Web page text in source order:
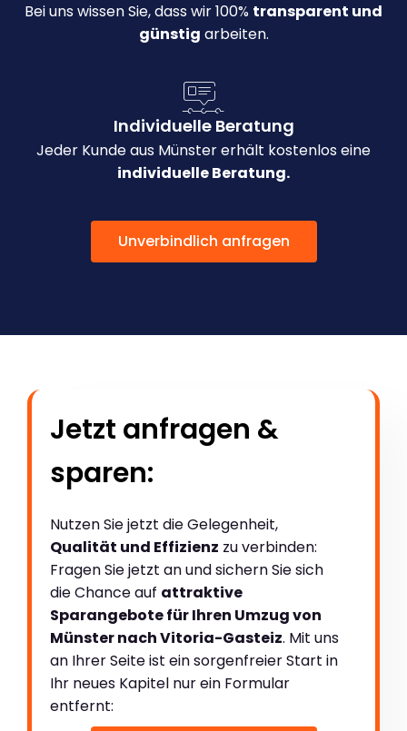
Bei uns wissen Sie, dass wir 100% transparent und
günstig arbeiten.
Individuelle Beratung
Jeder Kunde aus Münster erhält kostenlos eine
individuelle Beratung.
Unverbindlich anfragen
Jetzt anfragen &
sparen:
Nutzen Sie jetzt die Gelegenheit,
Qualität und Effizienz zu verbinden:
Fragen Sie jetzt an und sichern Sie sich
die Chance auf attraktive
Sparangebote für Ihren Umzug von
Münster nach Vitoria-Gasteiz. Mit uns
an Ihrer Seite ist ein sorgenfreier Start in
Ihr neues Kapitel nur ein Formular
entfernt: